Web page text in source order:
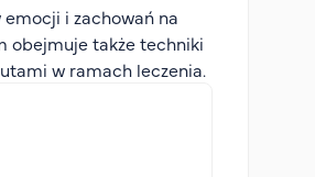
i zachowań na
obejmuje także techniki
w ramach leczenia.